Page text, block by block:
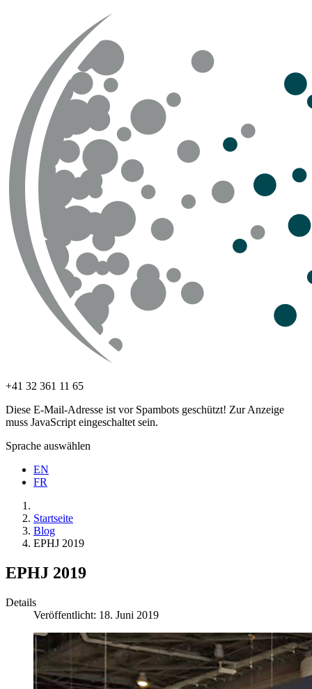
+41 32 361 11 65
Diese E-Mail-Adresse ist vor Spambots geschützt! Zur Anzeige
muss JavaScript eingeschaltet sein.
Sprache auswählen
EN
FR
Startseite
Blog
EPHJ 2019
EPHJ 2019
Details
Veröffentlicht: 18. Juni 2019